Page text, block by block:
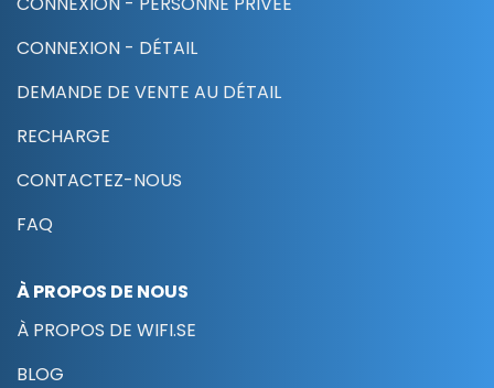
CONNEXION - DÉTAIL
DEMANDE DE VENTE AU DÉTAIL
RECHARGE
CONTACTEZ-NOUS
FAQ
À PROPOS DE NOUS
À PROPOS DE WIFI.SE
BLOG